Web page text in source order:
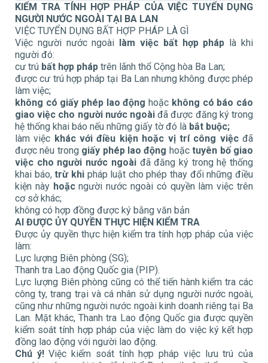
KIỂM TRA TÍNH HỢP PHÁP CỦA VIỆC TUYỂN DỤNG
NGƯỜI NƯỚC NGOÀI TẠI BA LAN
VIỆC TUYỂN DỤNG BẤT HỢP PHÁP LÀ GÌ
Việc người nước ngoài làm việc bất hợp pháp là khi
người đó:
cư trú bất hợp pháp trên lãnh thổ Cộng hòa Ba Lan;
được cư trú hợp pháp tại Ba Lan nhưng không được phép
làm việc;
không có giấy phép lao động hoặc không có báo cáo
giao việc cho người nước ngoài đã được đăng ký trong
hệ thống khai báo nếu những giấy tờ đó là bắt buộc;
làm việc khác với điều kiện hoặc vị trí công việcđã
được nêu trong giấy phép lao động hoặctuyên bố giao
việc cho người nước ngoàiđã đăng ký trong hệ thống
khai báo,trừ khipháp luật cho phép thay đổi những điều
kiện này hoặcngười nước ngoài có quyền làm việc trên
cơ sở khác;
không có hợp đồng được ký bằng văn bản
AI ĐƯỢC ỦY QUYỀN THỰC HIỆN KIỂM TRA
Được ủy quyền thực hiện kiểm tra tính hợp pháp của việc
làm:
Lực lượng Biên phòng (SG);
Thanh tra Lao động Quốc gia (PIP).
Lực lượng Biên phòng cũng có thể tiến hành kiểm tra các
công ty, trang trại và cá nhân sử dụng người nước ngoài,
cũng như những người nước ngoài kinh doanh riêng tại Ba
Lan. Mặt khác, Thanh tra Lao động Quốc gia được quyền
kiểm soát tính hợp pháp của việc làm do việc ký kết hợp
đồng lao động với người lao động.
Chú ý!Việc kiểm soát tính hợp pháp việc lưu trú của